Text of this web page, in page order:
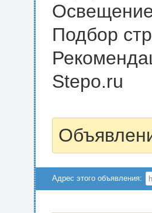
Подбор
Stepo.ru
Адрес этого объявления: